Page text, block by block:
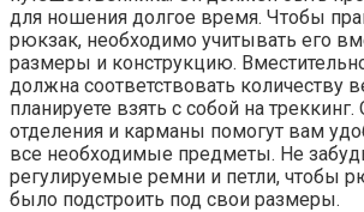
для ношения долгое время. Чтобы
рюкзак, необходимо учитывать его
размеры и конструкцию.
должна соответствовать количеству
планируете взять с собой на
отделения и карманы помогут вам
все необходимые предметы. Не
регулируемые ремни и петли, чтобы
было подстроить под свои размеры.